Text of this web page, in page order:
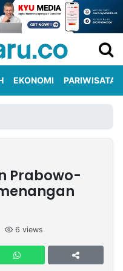
EKONOMI PARIWISATA
Prabowo-
6 views